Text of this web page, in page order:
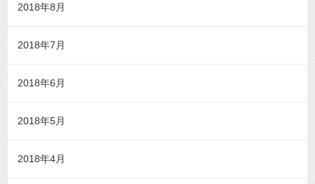
2018年8月
2018年7月
2018年6月
2018年5月
2018年4月